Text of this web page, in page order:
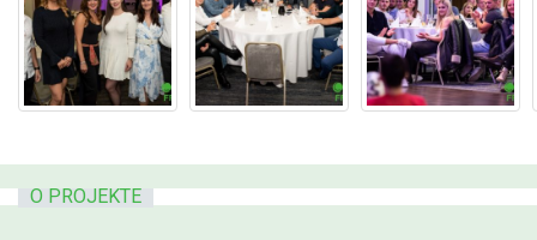
O PROJEKTE